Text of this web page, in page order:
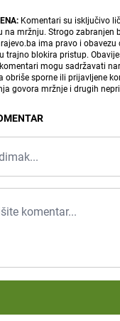
Komentari su isključivo
na mržnju. Strogo zabranjen
ima pravo i
trajno blokira pristup.
mogu sadržavati
obriše sporne ili prijavljene
govora mržnje i drugih